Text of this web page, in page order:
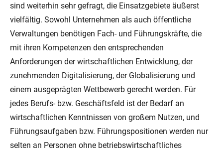
sind weiterhin sehr gefragt, die Einsatzgebiete äußerst
vielfältig. Sowohl Unternehmen als auch öffentliche
Verwaltungen benötigen Fach- und Führungskräfte, die
mit ihren Kompetenzen den entsprechenden
Anforderungen der wirtschaftlichen Entwicklung, der
zunehmenden Digitalisierung, der Globalisierung und
einem ausgeprägten Wettbewerb gerecht werden. Für
jedes Berufs- bzw. Geschäftsfeld ist der Bedarf an
wirtschaftlichen Kenntnissen von großem Nutzen, und
Führungsaufgaben bzw. Führungspositionen werden nur
selten an Personen ohne betriebswirtschaftliches